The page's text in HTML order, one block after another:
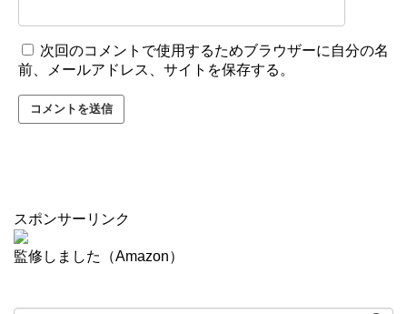
次回のコメントで使用するためブラウザーに自分の名
前、メールアドレス、サイトを保存する。
スポンサーリンク
監修しました（Amazon）